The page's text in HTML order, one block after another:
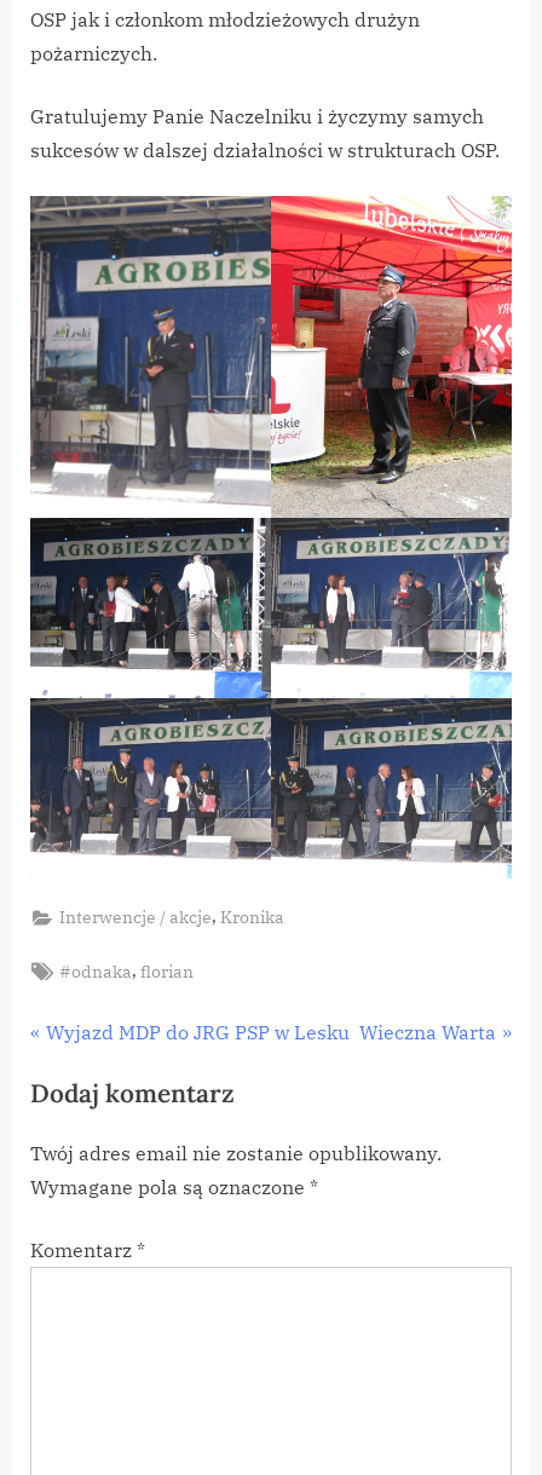
OSP jak i członkom młodzieżowych drużyn
pożarniczych.
Gratulujemy Panie Naczelniku i życzymy samych
sukcesów w dalszej działalności w strukturach OSP.
Interwencje / akcje,Kronika
Tags:
#odnaka,florian
Nawigacja
wpisu
P
e
i
o
s
Wyjazd MDP do JRG PSP w Lesku N
P
t
Wieczna Warta
Dodaj komentarz
Twój adres email nie zostanie opublikowany.
Wymagane pola są oznaczone *
Komentarz *